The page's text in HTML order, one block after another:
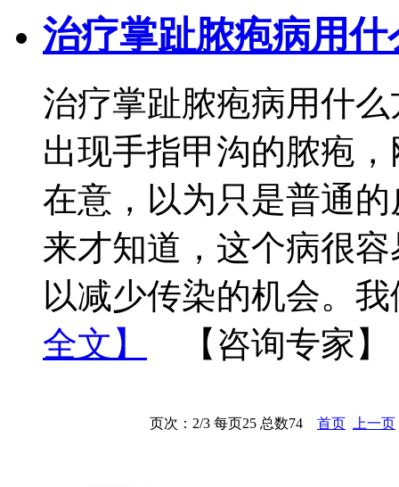
治疗掌趾脓疱病用什
治疗掌趾脓疱病用什
出现手指甲沟的脓疱
在意，以为只是普通
来才知道，这个病很
以减少传染的机会。
全文】
【咨询专家】
页次：2/3 每页25 总数74 首页 上一页